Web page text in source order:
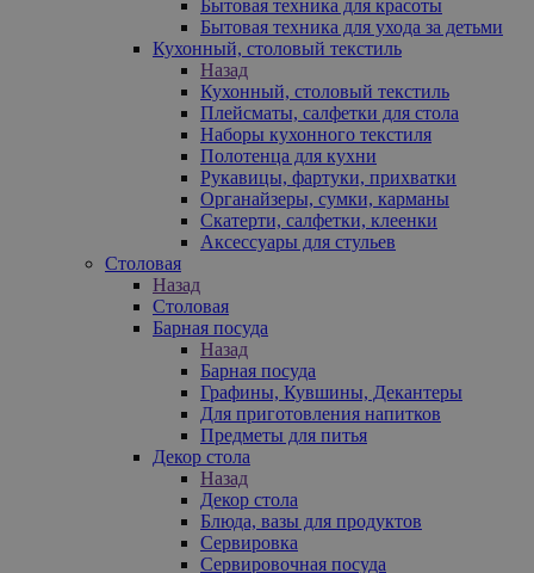
Бытовая техника для красоты
Бытовая техника для ухода за детьми
Кухонный, столовый текстиль
Назад
Кухонный, столовый текстиль
Плейсматы, салфетки для стола
Наборы кухонного текстиля
Полотенца для кухни
Рукавицы, фартуки, прихватки
Органайзеры, сумки, карманы
Скатерти, салфетки, клеенки
Аксессуары для стульев
Столовая
Назад
Столовая
Барная посуда
Назад
Барная посуда
Графины, Кувшины, Декантеры
Для приготовления напитков
Предметы для питья
Декор стола
Назад
Декор стола
Блюда, вазы для продуктов
Сервировка
Сервировочная посуда